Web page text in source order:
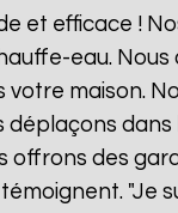
et efficace !
eau. Nous
maison.
déplaçons
des
"Je